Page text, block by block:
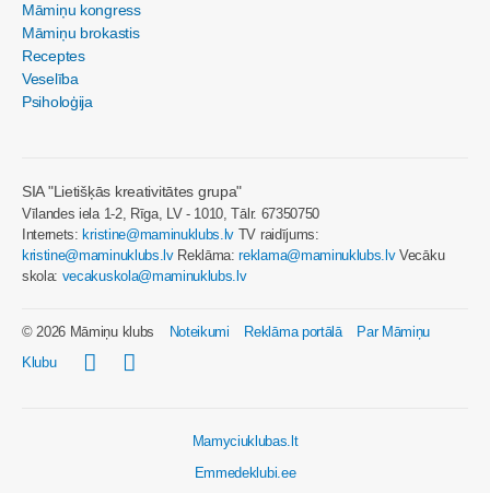
Māmiņu kongress
Māmiņu brokastis
Receptes
Veselība
Psiholoģija
SIA "Lietišķās kreativitātes grupa"
Vīlandes iela 1-2, Rīga, LV - 1010, Tālr. 67350750
Internets: kristine@maminuklubs.lv TV raidījums:
kristine@maminuklubs.lvReklāma:reklama@maminuklubs.lvVecāku
skola: vecakuskola@maminuklubs.lv
© 2026 Māmiņu klubs Noteikumi Reklāma portālā
Par Māmiņu
Klubu
Mamyciuklubas.lt
Emmedeklubi.ee